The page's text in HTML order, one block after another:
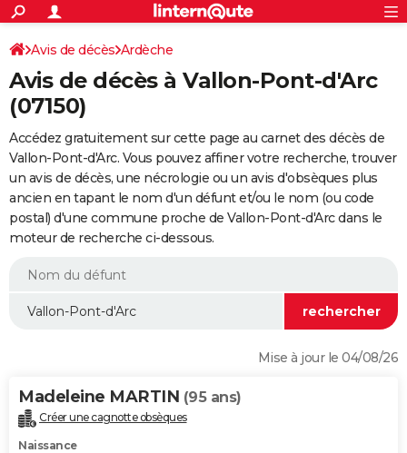
ACTUALITÉS
Politique
Société
Faits Divers
Education
Monde
Villes
+
SPORT
Coupe du monde 2026
Football
Tennis
Cyclisme
Rugby
Forum
FINANCE
Retraite
Impôts
Epargne
Immobilier
Risques naturels par ville
Banque
Assurance
Crédit
Essais
Réserver un essai
Citadines
Berlines
SUV
Forum auto
+
HIGH-TECH
Mobiles
Meilleur smartphone
Internet
Ordinateurs
Jeux vidéo
Guide high-tech
+BRICOLAGE
Forum
Aménagement intérieur
Extérieur
Cuisine
Salle de bains
Jardinage
Rangement
WEEK-END
Guides de France
Escapades
Patrimoine
Expositions
Musées
Week-end nature
LIFESTYLE
Alimentation
Guide de la santé
Maladies
Médicaments
Sommeil
VOYAGE
Destinations
City break
Voyage nature
Voyage de noces
Forum
Climat
+PHOTO
Avis de décès Ardèche
Avis de décès à Vallon-Pont-d'Arc
(07150)
Accédez gratuitement sur cette page au carnet des décès de
Vallon-Pont-d'Arc. Vous pouvez affiner votre recherche, trouver
un avis de décès, une nécrologie ou un avis d'obsèques plus
ancien en tapant le nom d'un défunt et/ou le nom (ou code
postal) d'une commune proche de Vallon-Pont-d'Arc dans le
moteur de recherche ci-dessous.
Mise à jour le 04/08/26
Madeleine MARTIN (95 ans)
Créer une cagnotte obsèques
Naissance